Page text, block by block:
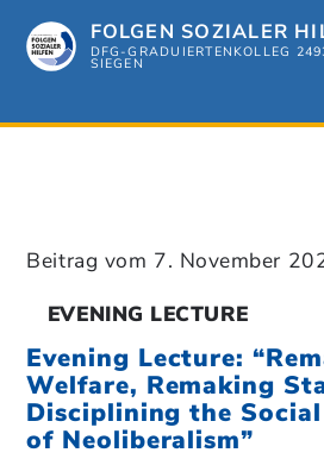
Hauptinhalt
springen
FOLGEN SOZIALER
DFG-GRADUIERTENKOLLEG
SIEGEN
Evening Lecture:
Welfare, Remaking
Disciplining the
of Neoliberalism”
Beitrag vom 7. November
EVENING LECTURE